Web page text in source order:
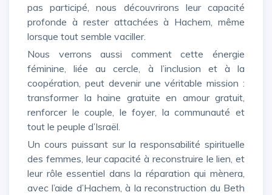
pas participé, nous découvrirons leur capacité
profonde à rester attachées à Hachem, même
lorsque tout semble vaciller.
Nous verrons aussi comment cette énergie
féminine, liée au cercle, à l’inclusion et à la
coopération, peut devenir une véritable mission :
transformer la haine gratuite en amour gratuit,
renforcer le couple, le foyer, la communauté et
tout le peuple d’Israël.
Un cours puissant sur la responsabilité spirituelle
des femmes, leur capacité à reconstruire le lien, et
leur rôle essentiel dans la réparation qui mènera,
avec l’aide d’Hachem, à la reconstruction du Beth